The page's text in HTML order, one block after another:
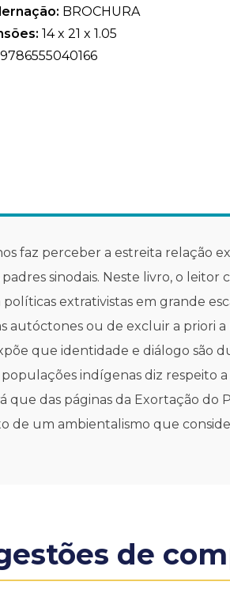
BROCHURA
14 x 21 x 1.05
9786555040166
faz perceber a estreita relação
sinodais. Neste livro, o
extrativistas em grande
ou de excluir a priori
que identidade e diálogo são
indígenas diz respeito
que das páginas da Exortação
um ambientalismo que
de